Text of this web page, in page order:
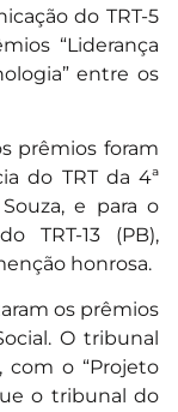
do TRT-5
“Liderança
entre os
prêmios foram
do TRT da 4ª
e para o
TRT-13 (PB),
honrosa.
os prêmios
O tribunal
com o “Projeto
o tribunal do